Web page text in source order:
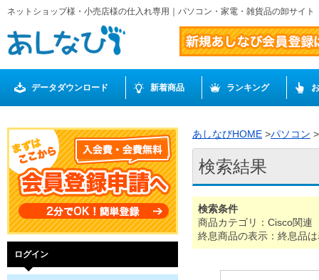
ネットショップ様・小売店様の仕入れ専用｜パソコン・家電・雑貨品の卸サイ
データダウンロード 新着商品 ランキング
ログイン
あしなびHOME >パソコン >
検索結果
検索条件
商品カテゴリ：Cisco関連
終息商品の表示：終息品